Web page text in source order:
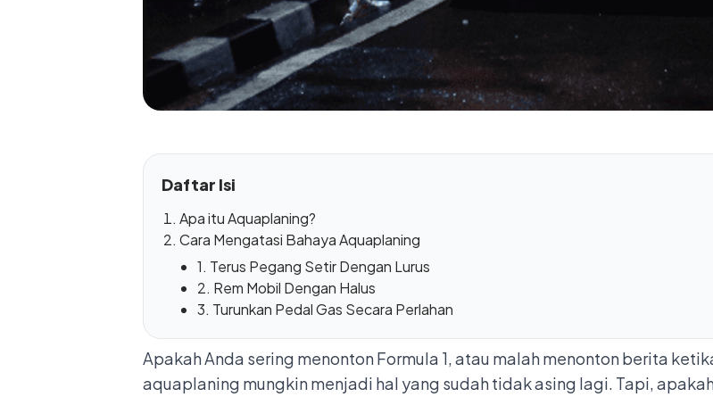
Daftar Isi
Apa itu Aquaplaning?
Cara Mengatasi Bahaya Aquaplaning
1. Terus Pegang Setir Dengan Lurus
2. Rem Mobil Dengan Halus
3. Turunkan Pedal Gas Secara Perlahan
Apakah Anda sering menonton Formula 1, atau malah menonton berita
aquaplaning mungkin menjadi hal yang sudah tidak asing lagi. Tapi,